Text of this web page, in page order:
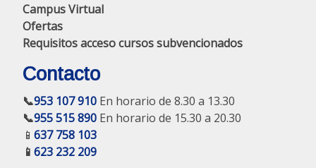
Campus Virtual
Ofertas
Requisitos acceso cursos subvencionados
Contacto
📞953 107 910 En horario de 8.30 a 13.30
📞955 515 890 En horario de 15.30 a 20.30
📱 637 758 103
📱 623 232 209